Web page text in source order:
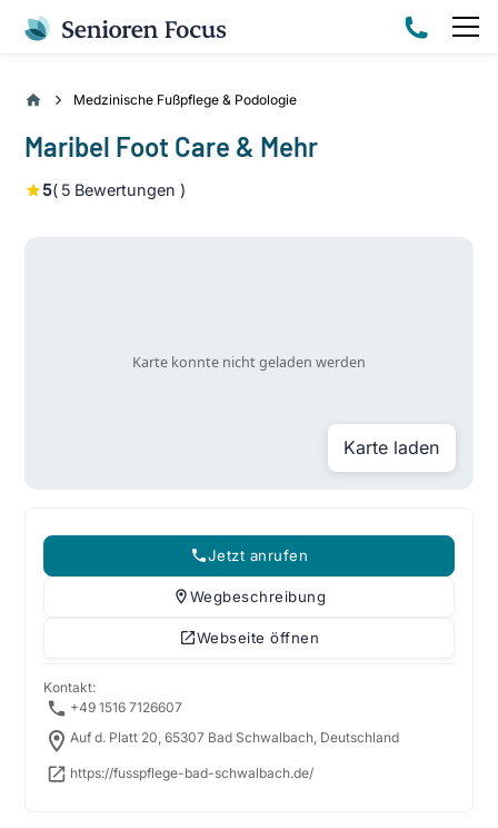
Medzinische Fußpflege & Podologie
Maribel Foot Care & Mehr
5( 5 Bewertungen )
Karte laden
Jetzt anrufen
Wegbeschreibung
Webseite öffnen
Kontakt:
+49 1516 7126607
Auf d. Platt 20, 65307 Bad Schwalbach, Deutschland
https://fusspflege-bad-schwalbach.de/